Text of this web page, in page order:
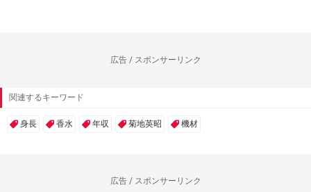
広告 / スポンサーリンク
関連するキーワード
身長 香水 年収 菊地英昭 機材
広告 / スポンサーリンク